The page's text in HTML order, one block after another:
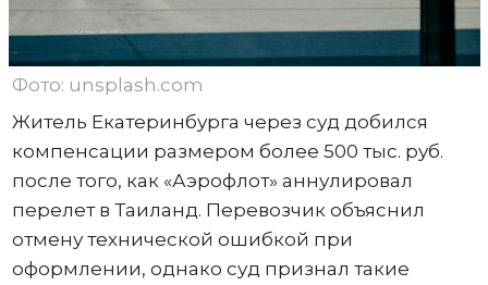
Фото: unsplash.com
Житель Екатеринбурга через суд добился
компенсации размером более 500 тыс. руб.
после того, как «Аэрофлот» аннулировал
перелет в Таиланд. Перевозчик объяснил
отмену технической ошибкой при
оформлении, однако суд признал такие